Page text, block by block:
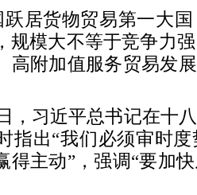
跃居货物贸易第一大
规模大不等于竞争力
高附加值服务贸易发
，习近平总书记在十
指出“我们必须审时
得主动”，强调“要加